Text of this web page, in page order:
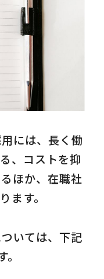
には、長く働
、コストを抑
ほか、在職社
ます。
いては、下記